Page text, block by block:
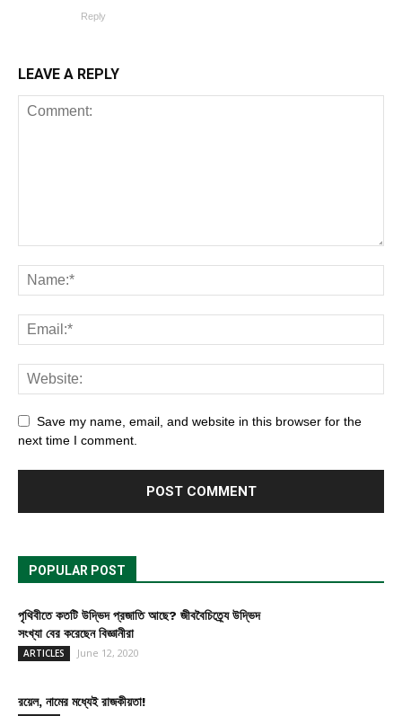
Reply
LEAVE A REPLY
Save my name, email, and website in this browser for the
next time I comment.
POPULAR POST
পৃথিবীতে কতটি উদ্ভিদ প্রজাতি আছে? জীববৈচিত্র্যে উদ্ভিদ
সংখ্যা বের করেছেন বিজ্ঞানীরা
ARTICLES June 12, 2020
রয়েল, নামের মধ্যেই রাজকীয়তা!